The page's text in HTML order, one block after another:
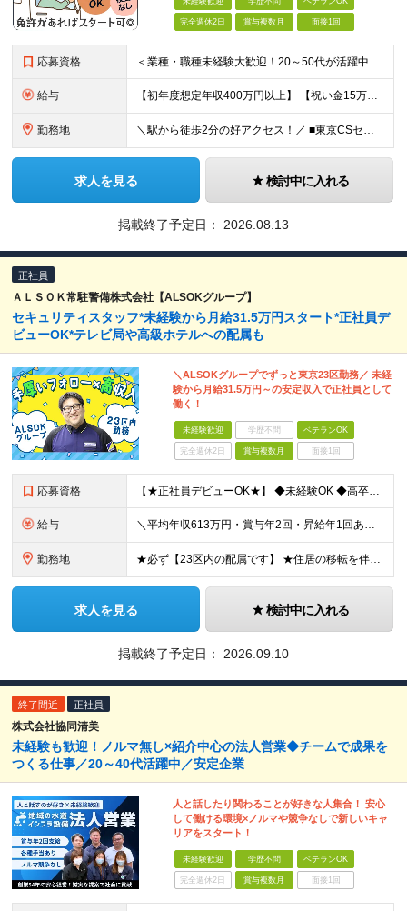
完全週休2日 賞与複数月 面接1回
応募資格 ＜業種・職種未経験大歓迎！20～50代が活躍中！＞ ◆学歴不問 ◆要準中型免許（平成29年3月11日以前に取得の普通免許でもOK ※AT限定可） ※免許がない方も一度面接でご相談ください！ ◇正社
給与 【初年度想定年収400万円以上】 【祝い金15万円支給中！】 ◆月給24万2,010円～48万5,904円（正社員モデル賃金）＋残業代＋確定拠出年金（会社型）等 ◆日給10,720円以上（※契約社員/
勤務地 ＼駅から徒歩2分の好アクセス！／ ■東京CSセンター：東京都江東区有明1-3-5 ※(変更の範囲)上記を除く当社関連勤務地
求人を見る 検討中に入れる
掲載終了予定日： 2026.08.13
正社員
ＡＬＳＯＫ常駐警備株式会社【ALSOKグループ】
セキュリティスタッフ*未経験から月給31.5万円スタート*正社員デ
ビューOK*テレビ局や高級ホテルへの配属も
＼ALSOKグループでずっと東京23区勤務／ 未経
験から月給31.5万円～の安定収入で正社員として
働く！
未経験歓迎 学歴不問 ベテランOK
完全週休2日 賞与複数月 面接1回
応募資格 【★正社員デビューOK★】 ◆未経験OK ◆高卒以上 ＼こんな方はぜひご応募ください／ ◆正社員として、安定した収入を得たい ◆未経験でも安心できるフォロー体制がほしい ◆23区内での勤務で、腰を据
給与 ＼平均年収613万円・賞与年2回・昇給年1回あり／ 月給31万5,000円～41万4,000円＋賞与年2回 【月給に加えた各種手当も充実！】 ■交通費支給（月10万円まで） ■家族手当（詳細待遇欄参
勤務地 ★必ず【23区内の配属です】 ★住居の移転を伴う転勤なし ★通勤2時間以上は社宅OK※要相談 ＜警備する場所の一例＞ ・衆議院議員会館（国会議事堂前） ・エビススバルビル（恵比寿） ・京王プラザホテ
求人を見る 検討中に入れる
掲載終了予定日： 2026.09.10
終了間近 正社員
株式会社協同清美
未経験も歓迎！ノルマ無し×紹介中心の法人営業◆チームで成果を
つくる仕事／20～40代活躍中／安定企業
人と話したり関わることが好きな人集合！ 安心
して働ける環境×ノルマや競争なしで新しいキャ
リアをスタート！
未経験歓迎 学歴不問 ベテランOK
完全週休2日 賞与複数月 面接1回